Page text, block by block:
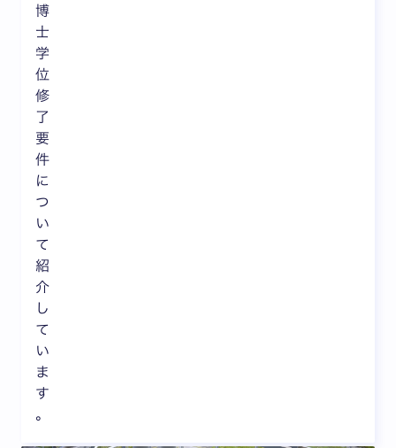
博
士
学
位
修
了
要
件
に
つ
い
て
紹
介
し
て
い
ま
す
。